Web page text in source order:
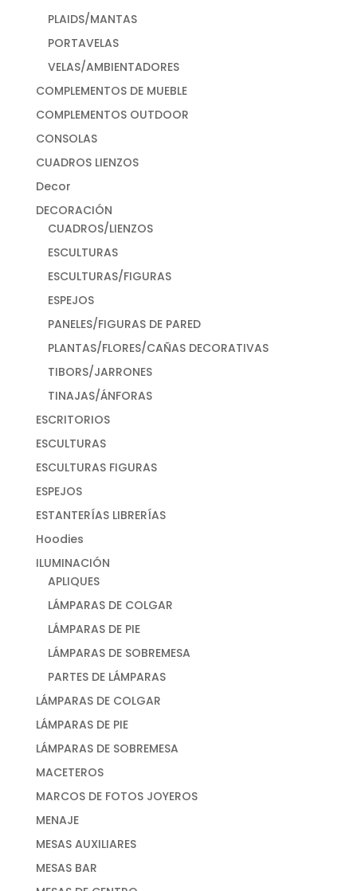
PLAIDS/MANTAS
PORTAVELAS
VELAS/AMBIENTADORES
COMPLEMENTOS DE MUEBLE
COMPLEMENTOS OUTDOOR
CONSOLAS
CUADROS LIENZOS
Decor
DECORACIÓN
CUADROS/LIENZOS
ESCULTURAS
ESCULTURAS/FIGURAS
ESPEJOS
PANELES/FIGURAS DE PARED
PLANTAS/FLORES/CAÑAS DECORATIVAS
TIBORS/JARRONES
TINAJAS/ÁNFORAS
ESCRITORIOS
ESCULTURAS
ESCULTURAS FIGURAS
ESPEJOS
ESTANTERÍAS LIBRERÍAS
Hoodies
ILUMINACIÓN
APLIQUES
LÁMPARAS DE COLGAR
LÁMPARAS DE PIE
LÁMPARAS DE SOBREMESA
PARTES DE LÁMPARAS
LÁMPARAS DE COLGAR
LÁMPARAS DE PIE
LÁMPARAS DE SOBREMESA
MACETEROS
MARCOS DE FOTOS JOYEROS
MENAJE
MESAS AUXILIARES
MESAS BAR